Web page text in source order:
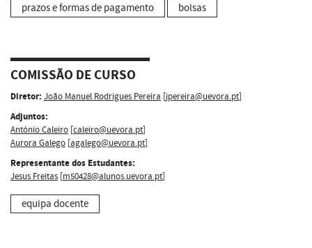
prazos e formas de pagamento bolsas
COMISSÃO DE CURSO
Diretor: João Manuel Rodrigues Pereira [jpereira@uevora.pt]
Adjuntos:
António Caleiro [caleiro@uevora.pt]
Aurora Galego [agalego@uevora.pt]
Representante dos Estudantes:
Jesus Freitas [m50428@alunos.uevora.pt]
equipa docente